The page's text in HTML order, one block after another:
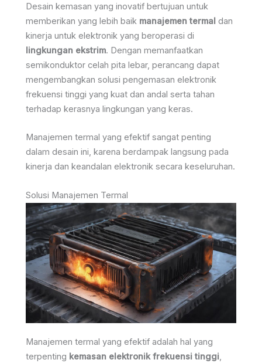
Desain kemasan yang inovatif bertujuan untuk
memberikan yang lebih baik manajemen termal dan
kinerja untuk elektronik yang beroperasi di
lingkungan ekstrim. Dengan memanfaatkan
semikonduktor celah pita lebar, perancang dapat
mengembangkan solusi pengemasan elektronik
frekuensi tinggi yang kuat dan andal serta tahan
terhadap kerasnya lingkungan yang keras.
Manajemen termal yang efektif sangat penting
dalam desain ini, karena berdampak langsung pada
kinerja dan keandalan elektronik secara keseluruhan.
Solusi Manajemen Termal
Manajemen termal yang efektif adalah hal yang
terpenting kemasan elektronik frekuensi tinggi,